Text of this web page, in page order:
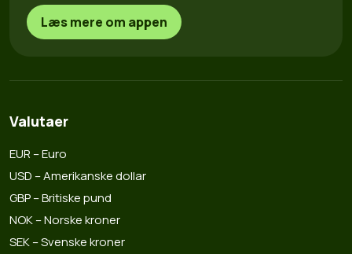
Læs mere om appen
Valutaer
EUR – Euro
USD – Amerikanske dollar
GBP – Britiske pund
NOK – Norske kroner
SEK – Svenske kroner